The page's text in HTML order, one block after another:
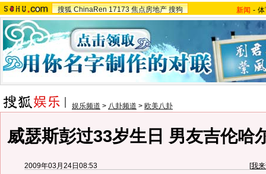
搜狐 ChinaRen 17173 焦点房地产 搜狗 新闻 -
娱乐频道 > 八卦频道 > 欧美八卦
威瑟斯彭过33岁生日 男友吉伦哈
2009年03月24日08:53 [我